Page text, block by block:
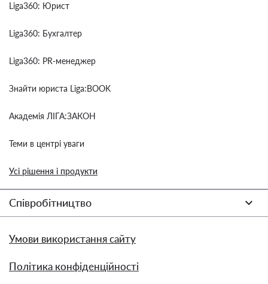
Liga360: Юрист
Liga360: Бухгалтер
Liga360: PR-менеджер
Знайти юриста Liga:BOOK
Академія ЛІГА:ЗАКОН
Теми в центрі уваги
Усі рішення і продукти
Співробітництво
Умови використання сайту
Політика конфіденційності